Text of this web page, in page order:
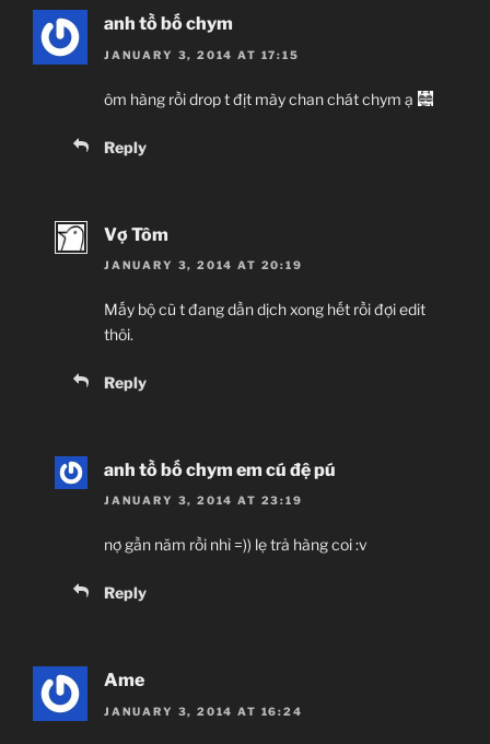
anh tồ bố chym
JANUARY 3, 2014 AT 17:15
ôm hàng rồi drop t địt mày chan chát chym ạ
Reply
Vợ Tôm
JANUARY 3, 2014 AT 20:19
Mấy bộ cũ t đang dần dịch xong hết rồi đợi edit
thôi.
Reply
anh tồ bố chym em cú đệ pú
JANUARY 3, 2014 AT 23:19
nợ gần năm rồi nhỉ =)) lẹ trả hàng coi :v
Reply
Ame
JANUARY 3, 2014 AT 16:24